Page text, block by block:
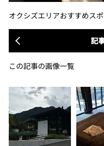
オクシズエリアおすすめス
記
この記事の画像一覧